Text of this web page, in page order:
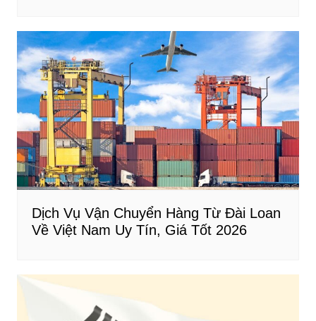
Dịch Vụ Vận Chuyển Hàng Từ Đài Loan
Về Việt Nam Uy Tín, Giá Tốt 2026